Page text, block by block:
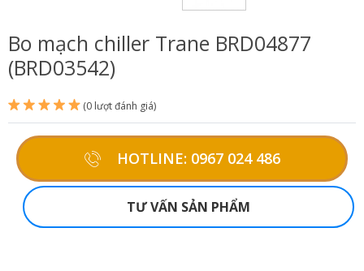
Bo mạch chiller Trane BRD04877
(BRD03542)
(0 lượt đánh giá)
HOTLINE: 0967 024 486
TƯ VẤN SẢN PHẨM